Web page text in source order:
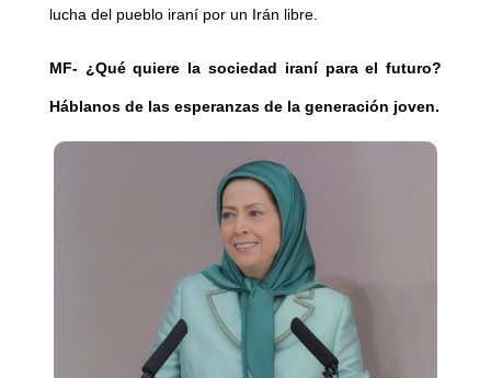
lucha del pueblo iraní por un Irán libre.
MF- ¿Qué quiere la sociedad iraní para el futuro?
Háblanos de las esperanzas de la generación joven.